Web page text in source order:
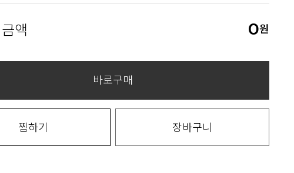
액 0원
바로구매
찜하기 장바구니